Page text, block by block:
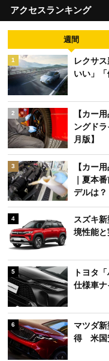
アクセスランキング
週間
1
レクサ
いい」
2
【カー
ングド
月版】
3
【カー
｜夏本
デルは？
4
スズキ
境性能
5
トヨタ
仕様車
6
マツダ
得 米国